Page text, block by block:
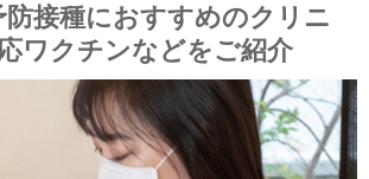
防接種におすすめのクリニ
ワクチンなどをご紹介